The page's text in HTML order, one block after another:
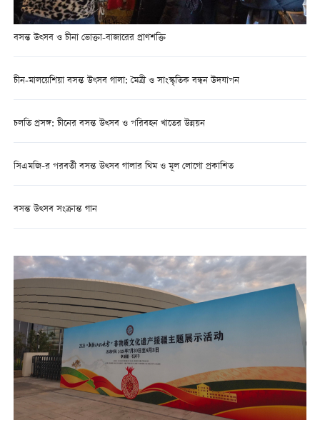
বসন্ত উত্সব ও চীনা ভোক্তা-বাজারের প্রাণশক্তি
চীন-মালয়েশিয়া বসন্ত উৎসব গালা: মৈত্রী ও সাংস্কৃতিক বন্ধন উদযাপন
চলতি প্রসঙ্গ: চীনের বসন্ত উত্সব ও পরিবহন খাতের উন্নয়ন
সিএমজি-র পরবর্তী বসন্ত উত্সব গালার থিম ও মূল লোগো প্রকাশিত
বসন্ত উত্সব সংক্রান্ত গান